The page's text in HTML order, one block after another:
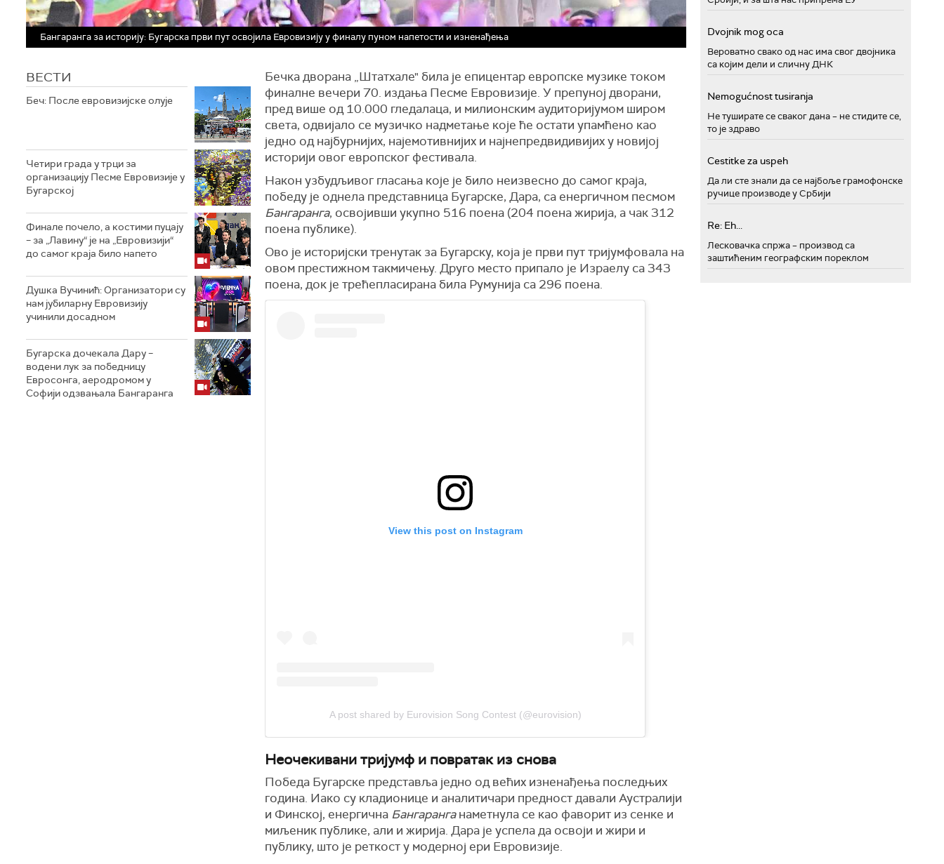
Бангаранга за историју: Бугарска први пут освојила Евровизију у финалу пуном напетости и изненађења
ВЕСТИ
Беч: После евровизијске олује
Четири града у трци за
организацију Песме Евровизије у
Бугарској
Финале почело, а костими пуцају
– за „Лавину“ је на „Евровизији“
до самог краја било напето
Душка Вучинић: Организатори су
нам јубиларну Евровизију
учинили досадном
Бугарска дочекала Дару –
водени лук за победницу
Евросонга, аеродромом у
Софији одзвањала Бангаранга
Бечка дворана „Штатхале" била је епицентар европске музике током
финалне вечери 70. издања Песме Евровизије. У препуној дворани,
пред више од 10.000 гледалаца, и милионским аудиторијумом широм
света, одвијало се музичко надметање које ће остати упамћено као
једно од најбурнијих, најемотивнијих и најнепредвидивијих у новијој
историји овог европског фестивала.
Након узбудљивог гласања које је било неизвесно до самог краја,
победу је однела представница Бугарске, Дара, са енергичном песмом
Бангаранга, освојивши укупно 516 поена (204 поена жирија, а чак 312
поена публике).
Ово је историјски тренутак за Бугарску, која је први пут тријумфовала на
овом престижном такмичењу. Друго место припало је Израелу са 343
поена, док је трећепласирана била Румунија са 296 поена.
View this post on Instagram
A post shared by Eurovision Song Contest (@eurovision)
Неочекивани тријумф и повратак из снова
Победа Бугарске представља једно од већих изненађења последњих
година. Иако су кладионице и аналитичари предност давали Аустралији
и Финској, енергична Бангаранганаметнула се као фаворит из сенке и
миљеник публике, али и жирија. Дара је успела да освоји и жири и
публику, што је реткост у модерној ери Евровизије.
Dvojnik mog oca
Вероватно свако од нас има свог двојника
са којим дели и сличну ДНК
Nemogućnost tusiranja
Не туширате се сваког дана – не стидите се,
то је здраво
Cestitke za uspeh
Да ли сте знали да се најбоље грамофонске
ручице производе у Србији
Re: Eh...
Лесковачка спржа – производ са
заштићеним географским пореклом